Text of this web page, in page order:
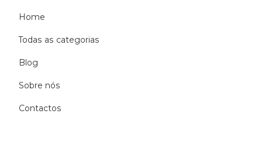
Home
Todas as categorias
Blog
Sobre nós
Contactos